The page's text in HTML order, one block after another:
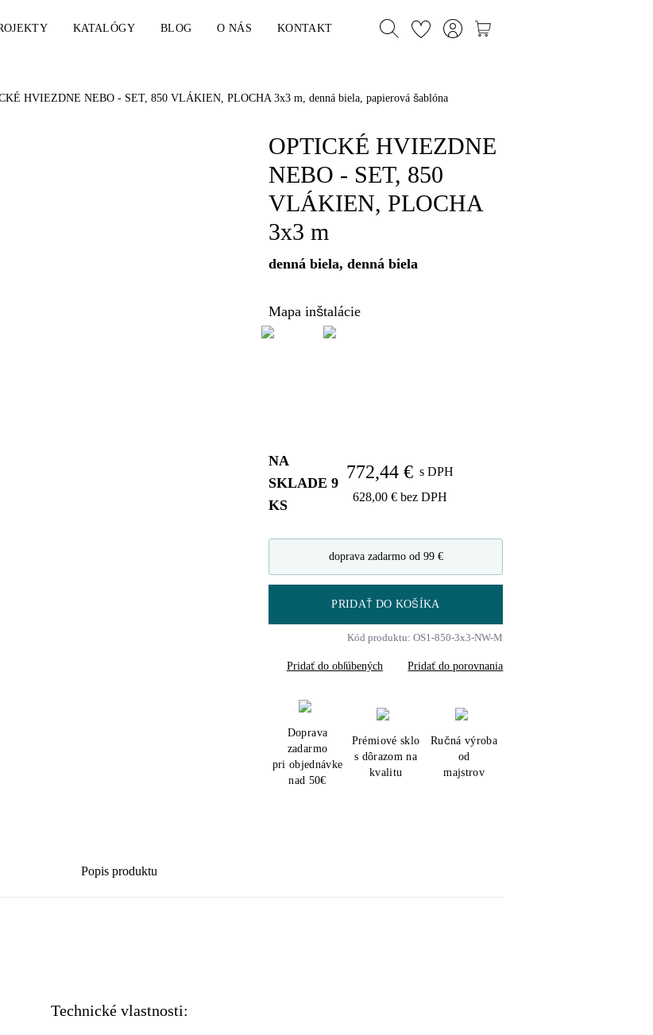
KATALÓGY BLOG O NÁS KONTAKT
HVIEZDNE NEBO - SET, 850 VLÁKIEN, PLOCHA 3x3 m, denná biela, papierová šablóna
OPTICKÉ HVIEZDNE
NEBO - SET, 850
VLÁKIEN, PLOCHA
3x3 m
denná biela, denná biela
Mapa inštalácie
NA
SKLADE 9
KS
772,44 € s DPH
628,00 € bez DPH
doprava zadarmo od 99 €
PRIDAŤ DO KOŠÍKA
Kód produktu: OS1-850-3x3-NW-M
Pridať do obľúbených Pridať do porovnania
Doprava
zadarmo
pri objednávke
nad 50€
Prémiové sklo
s dôrazom na
kvalitu
Ručná výroba
od
majstrov
Popis produktu
Technické vlastnosti: